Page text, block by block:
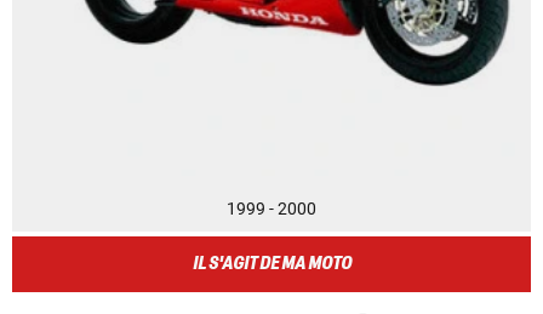
1999 - 2000
IL S'AGIT DE MA MOTO